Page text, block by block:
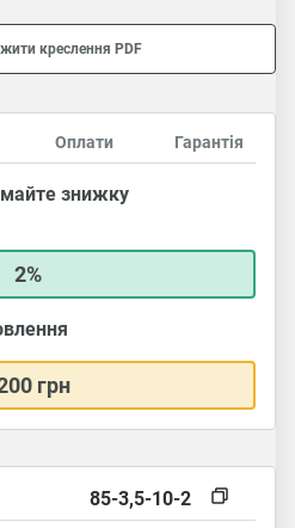
креслення PDF
Оплати Гарантія
знижку
2%
грн
85-3,5-10-2